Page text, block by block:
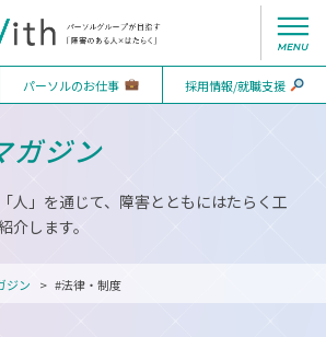
パーソルのお仕事 採用情報/就職支援
ガジン
人」を通じて、障害とともにはたらく工
介します。
ジン #法律・制度